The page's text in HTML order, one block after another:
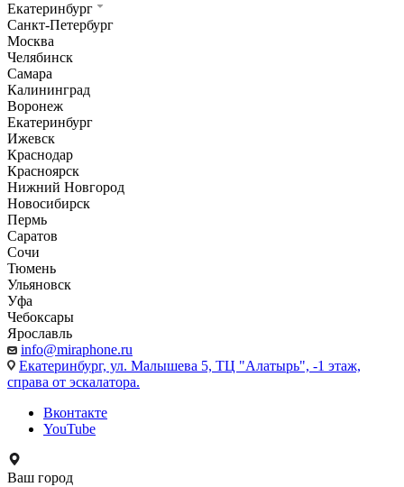
Екатеринбург
Санкт-Петербург
Москва
Челябинск
Самара
Калининград
Воронеж
Екатеринбург
Ижевск
Краснодар
Красноярск
Нижний Новгород
Новосибирск
Пермь
Саратов
Сочи
Тюмень
Ульяновск
Уфа
Чебоксары
Ярославль
info@miraphone.ru
Екатеринбург, ул. Малышева 5, ТЦ "Алатырь", -1 этаж,
справа от эскалатора.
Вконтакте
YouTube
Ваш город